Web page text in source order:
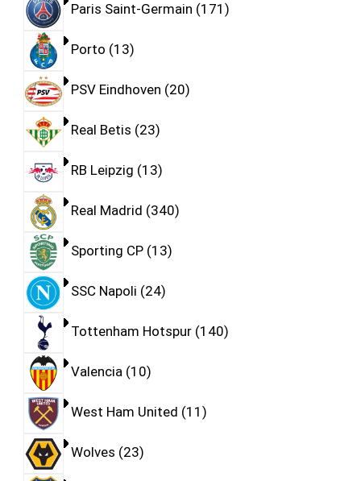
Paris Saint-Germain 171
Porto 13
PSV Eindhoven 20
Real Betis 23
RB Leipzig 13
Real Madrid 340
Sporting CP 13
SSC Napoli 24
Tottenham Hotspur 140
Valencia 10
West Ham United 11
Wolves 23